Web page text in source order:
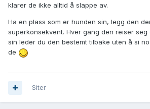
klarer de ikke alltid å slappe av.
Ha en plass som er hunden sin, legg den
superkonsekvent. Hver gang den reiser
sin leder du den bestemt tilbake uten å si
de
Siter